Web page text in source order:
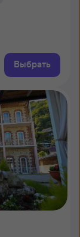
Выбрать